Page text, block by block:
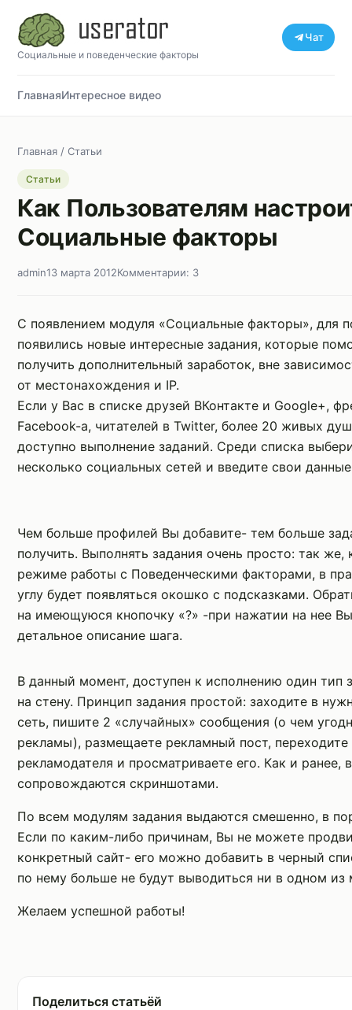
Социальные и поведенческие факторы
Чат
ГлавнаяИнтересное видео
Главная / Статьи
Статьи
Как Пользователям
Социальные факторы
admin13 марта 2012Комментарии: 3
С появлением модуля «Социальные факторы», для
появились новые интересные задания, которые
получить дополнительный заработок, вне
от местонахождения и IP.
Если у Вас в списке друзей ВКонтакте и Google+,
Facebook-а, читателей в Twitter, более 20 живых
доступно выполнение заданий. Среди списка
несколько социальных сетей и введите свои
Чем больше профилей Вы добавите- тем больше
получить. Выполнять задания очень просто: так же,
режиме работы с Поведенческими факторами, в
углу будет появляться окошко с подсказками.
на имеющуюся кнопочку «?» -при нажатии на нее
детальное описание шага.
В данный момент, доступен к исполнению один тип
на стену. Принцип задания простой: заходите в
сеть, пишите 2 «случайных» сообщения (о чем
рекламы), размещаете рекламный пост, переходите
рекламодателя и просматриваете его. Как и ранее,
сопровождаются скриншотами.
По всем модулям задания выдаются смешенно, в
Если по каким-либо причинам, Вы не можете
конкретный сайт- его можно добавить в черный
по нему больше не будут выводиться ни в одном из
Желаем успешной работы!
Поделиться статьёй